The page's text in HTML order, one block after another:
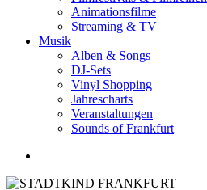
Animationsfilme
Streaming & TV
Musik
Alben & Songs
DJ-Sets
Vinyl Shopping
Jahrescharts
Veranstaltungen
Sounds of Frankfurt